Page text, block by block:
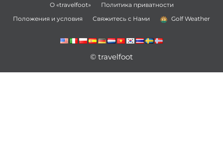
О «travelfoot»
Политика приватности
Положения и условия
Свяжитесь с Нами Golf Weather
© travelfoot